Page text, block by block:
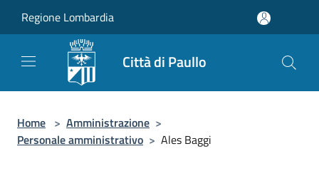
Regione Lombardia
Città di Paullo
Home > Amministrazione >
Personale amministrativo > Ales Baggi